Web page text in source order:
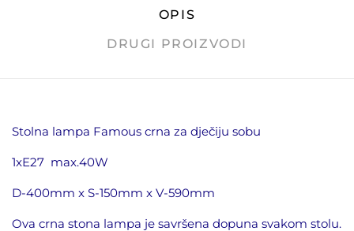
OPIS
DRUGI PROIZVODI
Stolna lampa Famous crna za dječiju sobu
1xE27 max.40W
D-400mm x S-150mm x V-590mm
Ova crna stona lampa je savršena dopuna svakom stolu.